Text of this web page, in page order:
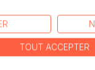
choisie nous
intérieur.
sommeil et
TOUT ACCEPTER